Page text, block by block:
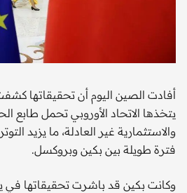
أفادت الصين اليوم أن تحقيقاتها
يتخذها الاتحاد الأوروبي تحمل طابع
والاستثمارية غير العادلة، ما يزيد
فترة طويلة بين بكين وبروكسل.
وكانت بكين قد باشرت تحقيقاتها في